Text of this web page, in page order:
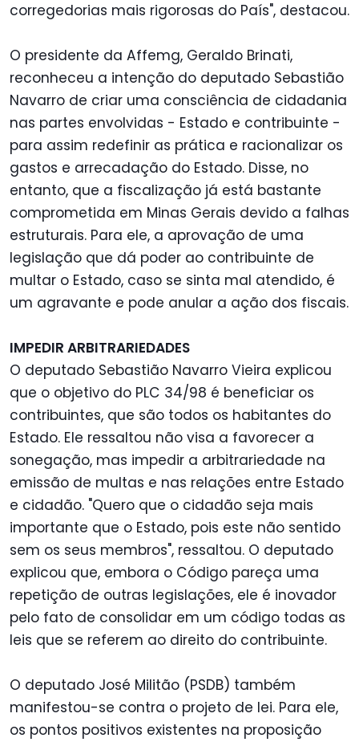
corregedorias mais rigorosas do País", destacou.
O presidente da Affemg, Geraldo Brinati,
reconheceu a intenção do deputado Sebastião
Navarro de criar uma consciência de cidadania
nas partes envolvidas - Estado e contribuinte -
para assim redefinir as prática e racionalizar os
gastos e arrecadação do Estado. Disse, no
entanto, que a fiscalização já está bastante
comprometida em Minas Gerais devido a falhas
estruturais. Para ele, a aprovação de uma
legislação que dá poder ao contribuinte de
multar o Estado, caso se sinta mal atendido, é
um agravante e pode anular a ação dos fiscais.
IMPEDIR ARBITRARIEDADES
O deputado Sebastião Navarro Vieira explicou
que o objetivo do PLC 34/98 é beneficiar os
contribuintes, que são todos os habitantes do
Estado. Ele ressaltou não visa a favorecer a
sonegação, mas impedir a arbitrariedade na
emissão de multas e nas relações entre Estado
e cidadão. "Quero que o cidadão seja mais
importante que o Estado, pois este não sentido
sem os seus membros", ressaltou. O deputado
explicou que, embora o Código pareça uma
repetição de outras legislações, ele é inovador
pelo fato de consolidar em um código todas as
leis que se referem ao direito do contribuinte.
O deputado José Militão (PSDB) também
manifestou-se contra o projeto de lei. Para ele,
os pontos positivos existentes na proposição